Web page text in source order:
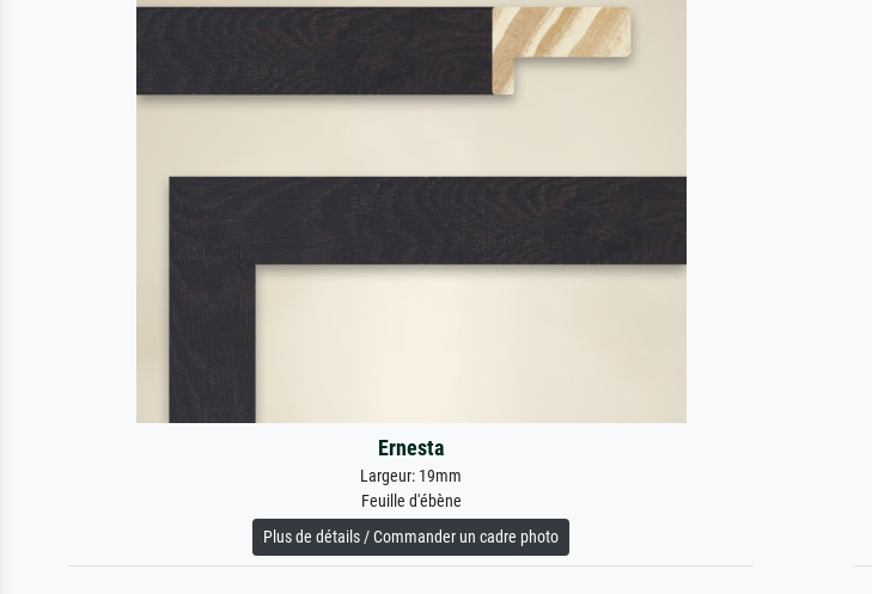
Ernesta
Largeur: 19mm
Feuille d'ébène
Plus de détails / Commander un cadre photo